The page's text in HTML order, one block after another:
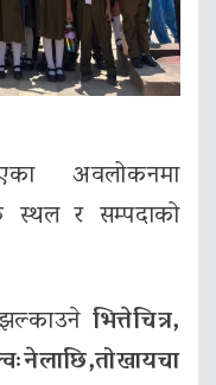
अवलोकनमा
स्थल र सम्पदाको
भित्तेचित्र,
तोखायचा